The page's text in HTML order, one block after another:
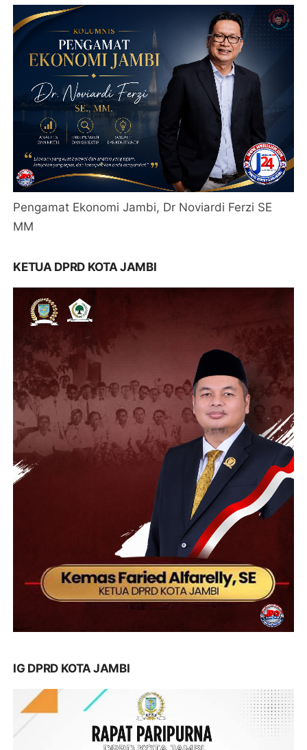
Pengamat Ekonomi Jambi, Dr Noviardi Ferzi SE
MM
KETUA DPRD KOTA JAMBI
IG DPRD KOTA JAMBI